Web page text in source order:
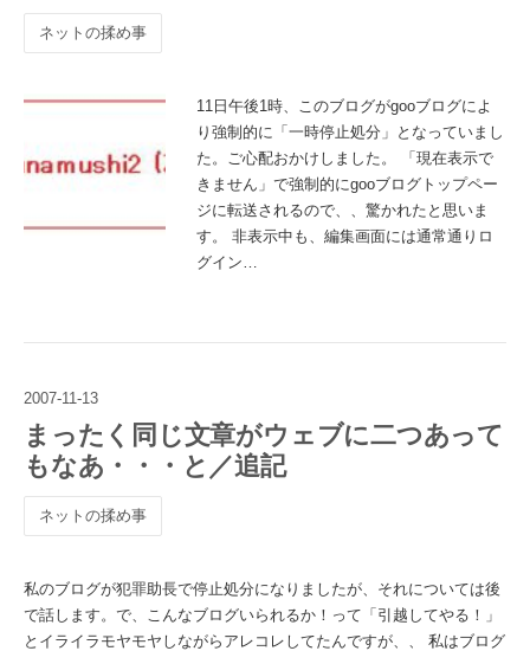
ネットの揉め事
11日午後1時、このブログがgooブログによ
り強制的に「一時停止処分」となっていまし
た。ご心配おかけしました。 「現在表示で
きません」で強制的にgooブログトップペー
ジに転送されるので、、驚かれたと思いま
す。 非表示中も、編集画面には通常通りロ
グイン…
2007-11-13
まったく同じ文章がウェブに二つあって
もなあ・・・と／追記
ネットの揉め事
私のブログが犯罪助長で停止処分になりましたが、それについては後
で話します。で、こんなブログいられるか！って「引越してやる！」
とイライラモヤモヤしながらアレコレしてたんですが、、 私はブログ